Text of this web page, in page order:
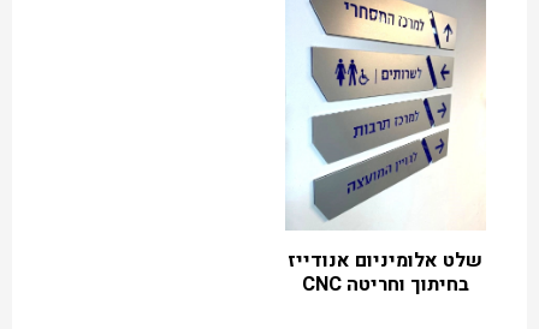
שלט אלומיניום אנודייז
בחיתוך וחריטה CNC